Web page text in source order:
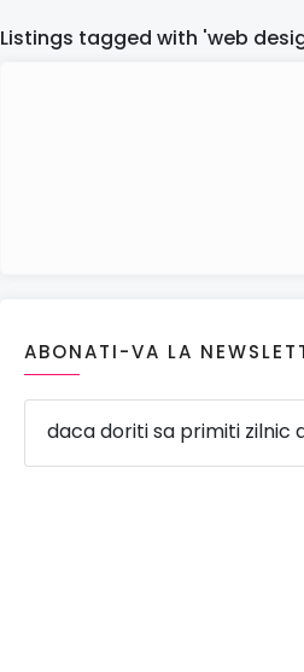
Listings tagged with 'web
ABONATI-VA LA
daca doriti sa primiti